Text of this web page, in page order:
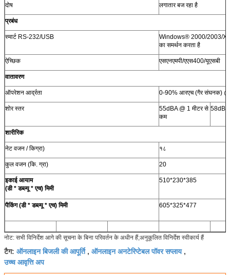
दोष लगातार बज रहा है
प्रबंध
स्मार्ट RS-232/USB
Windows® 2000/2003/
का समर्थन करता है
ऐच्छिक एसएनएमपी/एएस400/यूएसबी
वातावरण
ऑपरेशन आर्द्रता 0-90% आरएच (गैर संघनक) @
शोर स्तर
55dBA @ 1 मीटर से
कम
58dBA
शारीरिक
नेट वजन / किग्रा) १८
कुल वजन (कि. ग्रा) 20
इकाई आयाम
(डी * डब्ल्यू * एच) मिमी
510*230*385
पैकिंग (डी * डब्ल्यू * एच) मिमी 605*325*477
नोट: सभी विनिर्देश आगे की सूचना के बिना परिवर्तन के अधीन हैं;अनुकूलित विनिर्देश स्वीकार्य हैं
टैग: ऑनलाइन बिजली की आपूर्ति, ऑनलाइन अनटेरिप्टेबल पॉवर सप्लाय,
उच्च आवृत्ति अप